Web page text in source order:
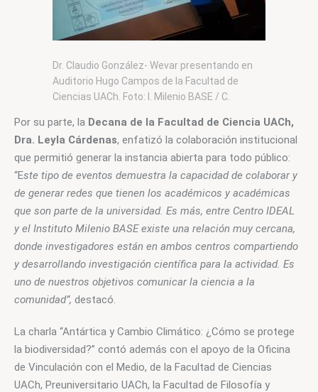
Dr. Claudio González- Wevar presentando en
Auditorio Hugo Campos de la Facultad de
Ciencias UACh. Foto: I. Milenio BASE / C.
Por su parte, la Decana de la Facultad de Ciencia UACh,
Dra. Leyla Cárdenas, enfatizó la colaboración institucional
que permitió generar la instancia abierta para todo público:
“Este tipo de eventos demuestra la capacidad de colaborar y
de generar redes que tienen los académicos y académicas
que son parte de la universidad. Es más, entre Centro IDEAL
y el Instituto Milenio BASE existe una relación muy cercana,
donde investigadores están en ambos centros compartiendo
y desarrollando investigación científica para la actividad. Es
uno de nuestros objetivos comunicar la ciencia a la
comunidad”, destacó.
La charla “Antártica y Cambio Climático: ¿Cómo se protege
la biodiversidad?” contó además con el apoyo de la Oficina
de Vinculación con el Medio, de la Facultad de Ciencias
UACh, Preuniversitario UACh, la Facultad de Filosofía y